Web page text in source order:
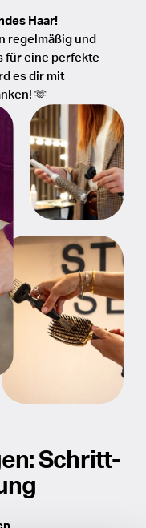
Haar!
regelmäßig und
für eine perfekte
es dir mit
🫶
Schritt-